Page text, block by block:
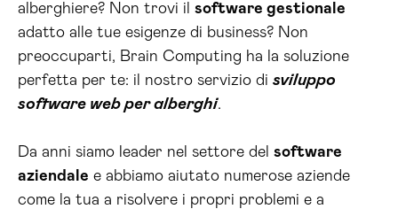
alberghiere? Non trovi il software gestionale
adatto alle tue esigenze di business? Non
preoccuparti, Brain Computing ha la soluzione
perfetta per te: il nostro servizio di sviluppo
software web per alberghi.
Da anni siamo leader nel settore del software
aziendale e abbiamo aiutato numerose aziende
come la tua a risolvere i propri problemi e a